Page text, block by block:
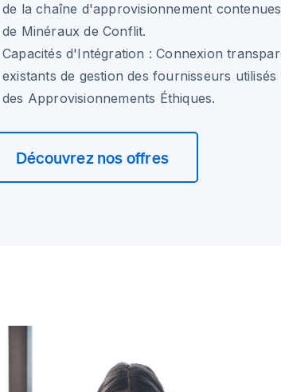
de la chaîne d'approvisionnement
de Minéraux de Conflit.
Capacités d'Intégration : Connexion
existants de gestion des fournisseurs utilisés
des Approvisionnements Éthiques.
Découvrez nos offres